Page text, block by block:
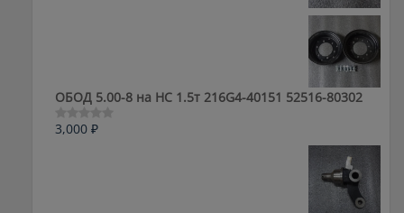
ОБОД 5.00-8 на HC 1.5т 216G4-40151 52516-80302
Оценка
3,000 ₽